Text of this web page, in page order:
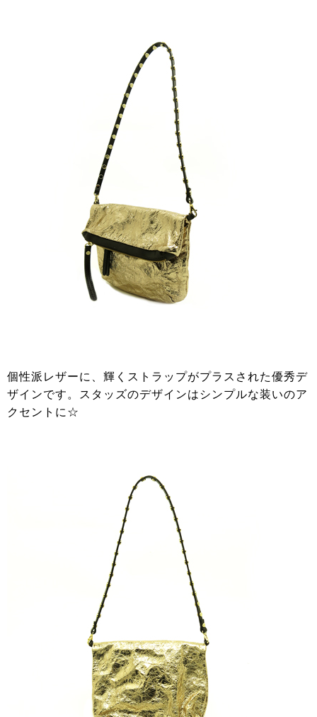
個性派レザーに、輝くストラップがプラスされた優秀デ
ザインです。スタッズのデザインはシンプルな装いのア
クセントに☆